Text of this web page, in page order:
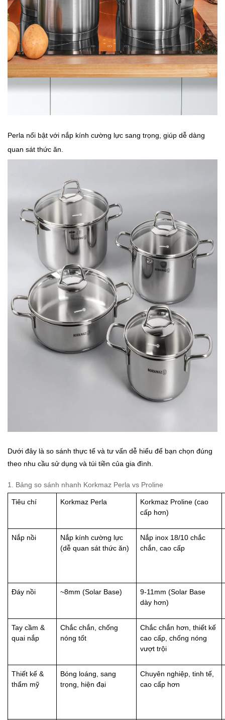
Perla nổi bật với nắp kính cường lực sang trọng, giúp dễ dàng
quan sát thức ăn.
Dưới đây là so sánh thực tế và tư vấn dễ hiểu để bạn chọn đúng
theo nhu cầu sử dụng và túi tiền của gia đình.
1. Bảng so sánh nhanh Korkmaz Perla vs Proline
Tiêu chí Korkmaz Perla
Korkmaz Proline (cao
cấp hơn)
Nắp nồi
Nắp kính cường lực
(dễ quan sát thức ăn)
Nắp inox 18/10 chắc
chắn, cao cấp
Đáy nồi ~8mm (Solar Base)
9-11mm (Solar Base
dày hơn)
Tay cầm &
quai nắp
Chắc chắn, chống
nóng tốt
Chắc chắn hơn, thiết kế
cao cấp, chống nóng
vượt trội
Thiết kế &
thẩm mỹ
Bóng loáng, sang
trọng, hiện đại
Chuyên nghiệp, tinh tế,
cao cấp hơn